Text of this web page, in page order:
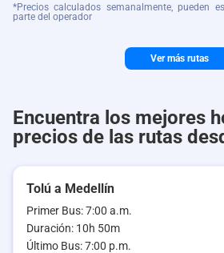
*Precios calculados semanalmente, pueden
parte del operador
Ver más rutas
Encuentra los mejores
precios de las rutas
Tolú a Medellín
Primer Bus: 7:00 a.m.
Duración: 10h 50m
Último Bus: 7:00 p.m.